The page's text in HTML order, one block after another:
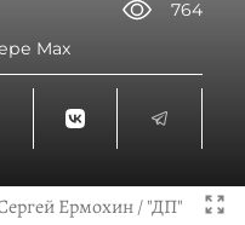
764
Max
Ермохин / "ДП"